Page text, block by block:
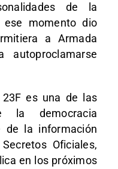
de la
ese momento dio
a Armada
autoproclamarse
es una de las
la democracia
de la información
Oficiales,
en los próximos